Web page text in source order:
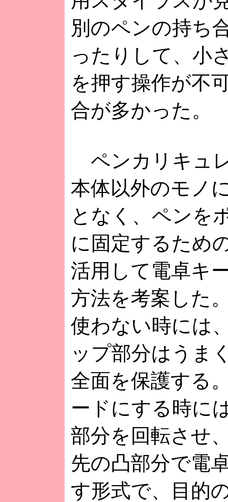
別のペンの持ち
ったりして、小
を押す操作が不
合が多かった。
ペンカリキュ
本体以外のモノ
となく、ペンを
に固定するため
活用して電卓キ
方法を考案した
使わない時には
ップ部分はうま
全面を保護する
ードにする時に
部分を回転させ
先の凸部分で電
す形式で、目的